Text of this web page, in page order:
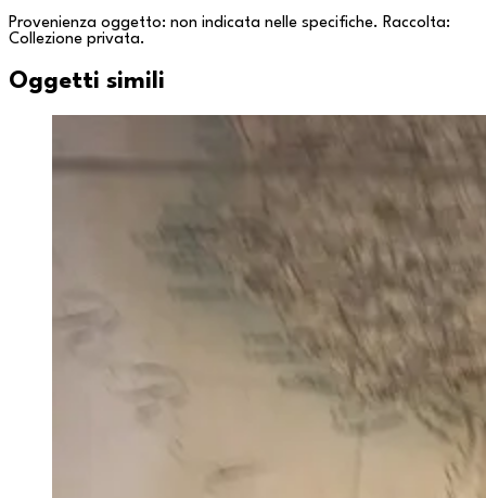
Provenienza oggetto: non indicata nelle specifiche. Raccolta:
Collezione privata.
Oggetti simili